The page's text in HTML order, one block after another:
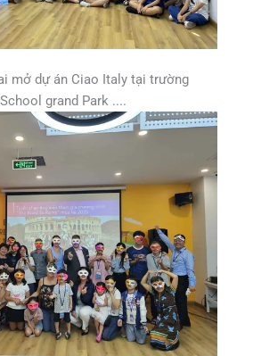
mở dự án Ciao Italy tại trường
grand Park ....